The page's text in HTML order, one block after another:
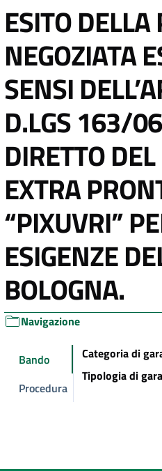
ESITO
NEGOZIATA
SENSI
D.LGS 163/
DIRETTO
EXTRA
“PIXUVRI”
ESIGENZE
BOLOGNA.
Navigazione
Bando
Procedura
Categoria di
Tipologia di